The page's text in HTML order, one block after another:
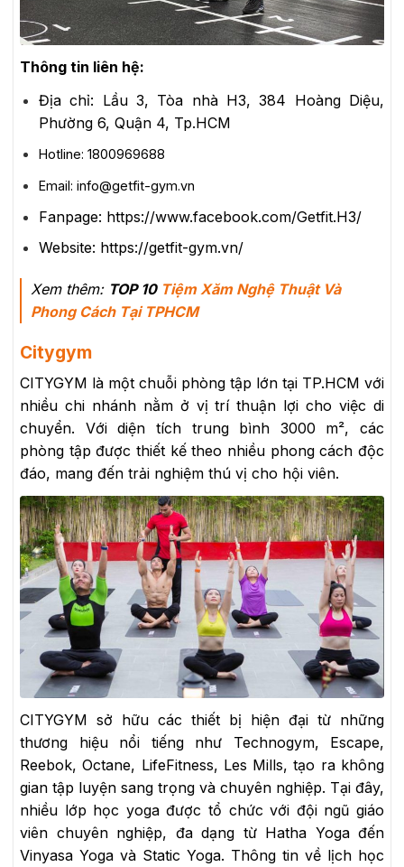
Thông tin liên hệ:
Địa chỉ: Lầu 3, Tòa nhà H3, 384 Hoàng Diệu,
Phường 6, Quận 4, Tp.HCM
Hotline: 1800969688
Email: info@getfit-gym.vn
Fanpage: https://www.facebook.com/Getfit.H3/
Website: https://getfit-gym.vn/
Xem thêm: TOP 10 Tiệm Xăm Nghệ Thuật Và
Phong Cách Tại TPHCM
Citygym
CITYGYM là một chuỗi phòng tập lớn tại TP.HCM với
nhiều chi nhánh nằm ở vị trí thuận lợi cho việc di
chuyển. Với diện tích trung bình 3000 m², các
phòng tập được thiết kế theo nhiều phong cách độc
đáo, mang đến trải nghiệm thú vị cho hội viên.
CITYGYM sở hữu các thiết bị hiện đại từ những
thương hiệu nổi tiếng như Technogym, Escape,
Reebok, Octane, LifeFitness, Les Mills, tạo ra không
gian tập luyện sang trọng và chuyên nghiệp. Tại đây,
nhiều lớp học yoga được tổ chức với đội ngũ giáo
viên chuyên nghiệp, đa dạng từ Hatha Yoga đến
Vinyasa Yoga và Static Yoga. Thông tin về lịch học